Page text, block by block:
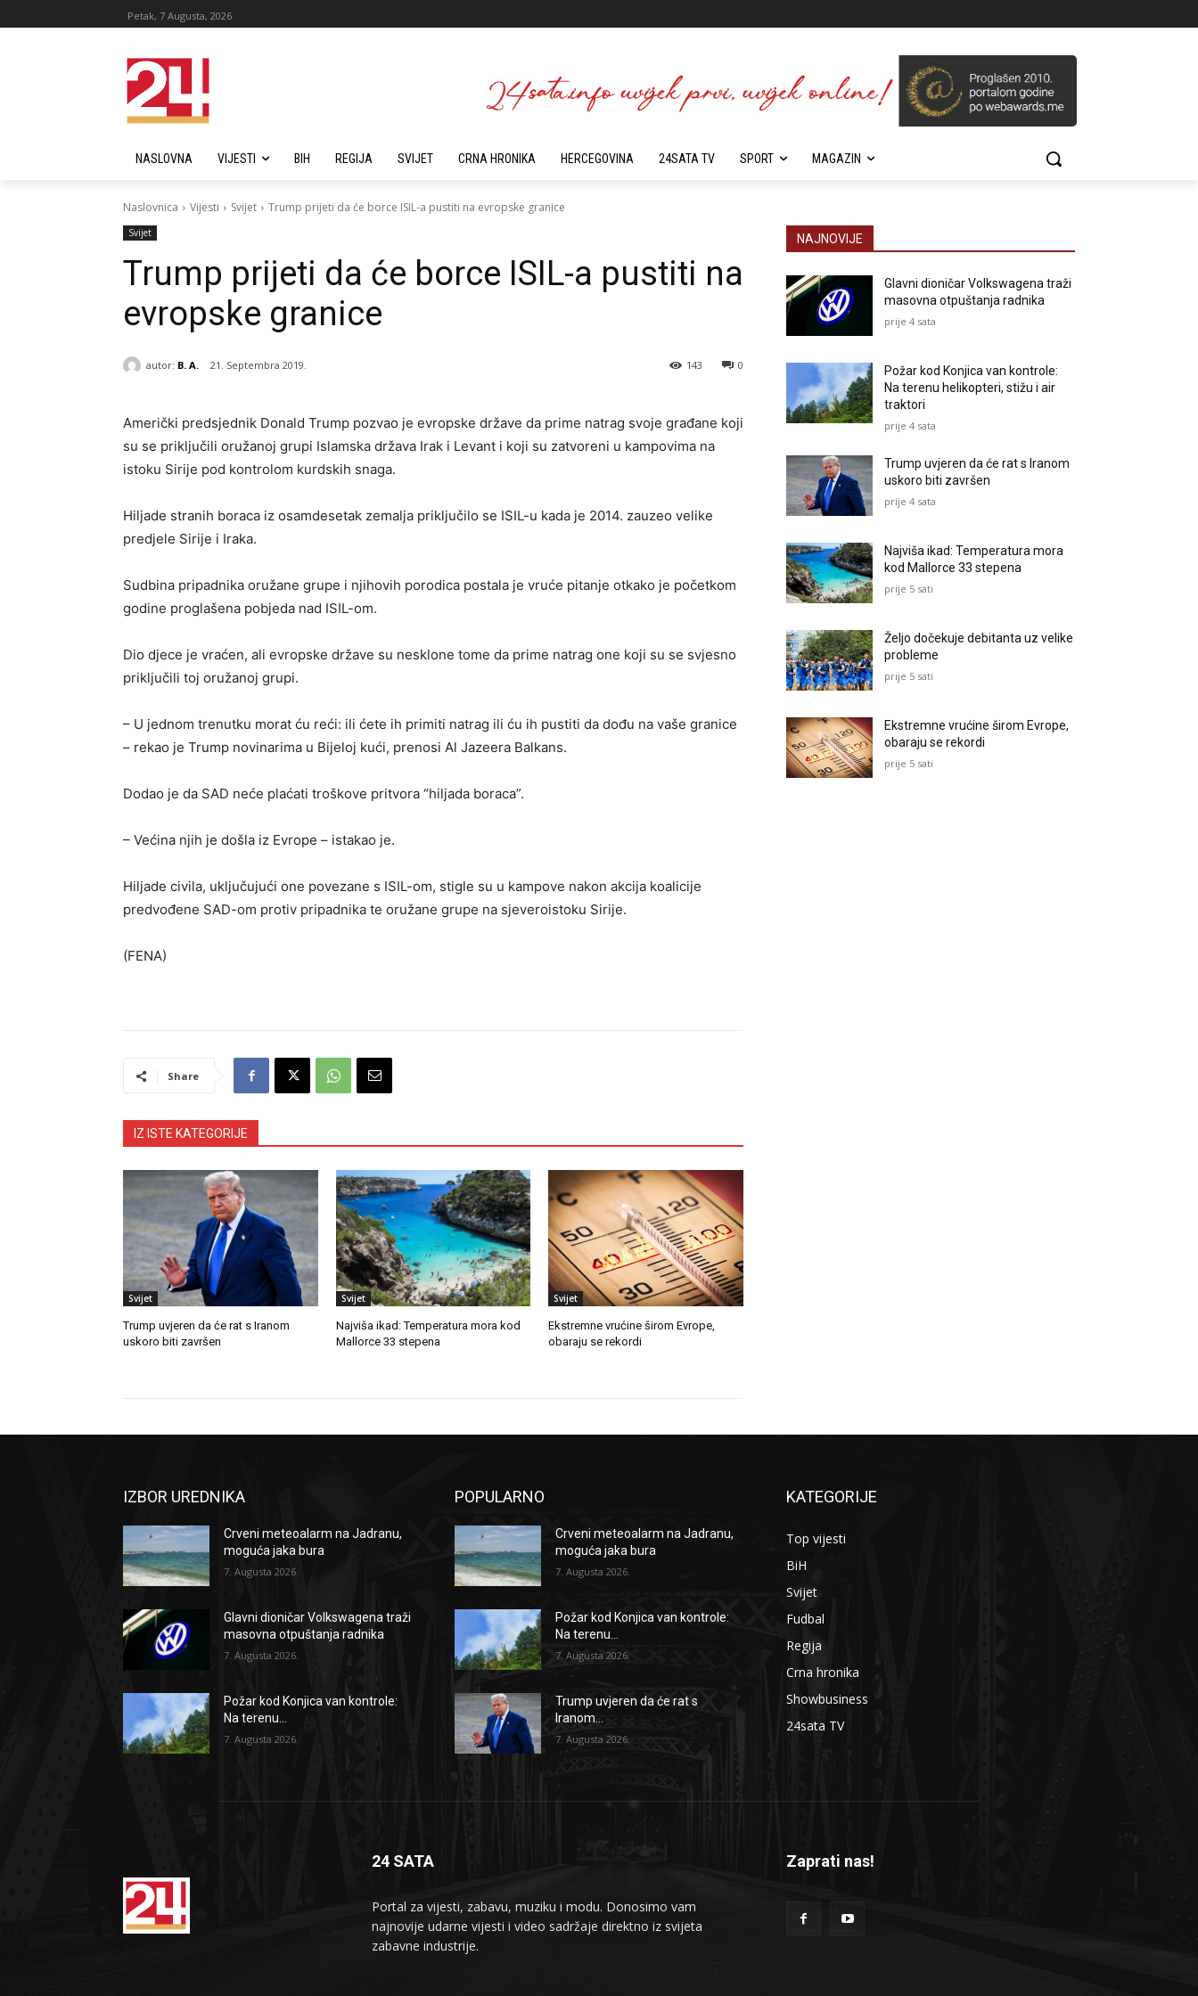
Petak, 7 Augusta, 2026
NASLOVNA VIJESTI BIH REGIJA SVIJET CRNA HRONIKA HERCEGOVINA 24SATA TV SPORT MAGAZIN
Naslovnica Vijesti Svijet Trump prijeti da će borce ISIL-a pustiti na evropske granice
Svijet
Trump prijeti da će borce ISIL-a pustiti na
evropske granice
autor: B. A. 21. Septembra 2019. 0
143
Američki predsjednik Donald Trump pozvao je evropske države da prime natrag svoje građane koji
su se priključili oružanoj grupi Islamska država Irak i Levant i koji su zatvoreni u kampovima na
istoku Sirije pod kontrolom kurdskih snaga.
Hiljade stranih boraca iz osamdesetak zemalja priključilo se ISIL-u kada je 2014. zauzeo velike
predjele Sirije i Iraka.
Sudbina pripadnika oružane grupe i njihovih porodica postala je vruće pitanje otkako je početkom
godine proglašena pobjeda nad ISIL-om.
Dio djece je vraćen, ali evropske države su nesklone tome da prime natrag one koji su se svjesno
priključili toj oružanoj grupi.
– U jednom trenutku morat ću reći: ili ćete ih primiti natrag ili ću ih pustiti da dođu na vaše granice
– rekao je Trump novinarima u Bijeloj kući, prenosi Al Jazeera Balkans.
Dodao je da SAD neće plaćati troškove pritvora “hiljada boraca”.
– Većina njih je došla iz Evrope – istakao je.
Hiljade civila, uključujući one povezane s ISIL-om, stigle su u kampove nakon akcija koalicije
predvođene SAD-om protiv pripadnika te oružane grupe na sjeveroistoku Sirije.
(FENA)
Share
IZ ISTE KATEGORIJE
Svijet
Trump uvjeren da će rat s Iranom
uskoro biti završen
Svijet
Najviša ikad: Temperatura mora kod
Mallorce 33 stepena
Svijet
Ekstremne vrućine širom Evrope,
obaraju se rekordi
NAJNOVIJE
Glavni dioničar Volkswagena traži
masovna otpuštanja radnika
prije 4 sata
Požar kod Konjica van kontrole:
Na terenu helikopteri, stižu i air
traktori
prije 4 sata
Trump uvjeren da će rat s Iranom
uskoro biti završen
prije 4 sata
Najviša ikad: Temperatura mora
kod Mallorce 33 stepena
prije 5 sati
Željo dočekuje debitanta uz velike
probleme
prije 5 sati
Ekstremne vrućine širom Evrope,
obaraju se rekordi
prije 5 sati
IZBOR UREDNIKA
Crveni meteoalarm na Jadranu,
moguća jaka bura
7. Augusta 2026.
Glavni dioničar Volkswagena traži
masovna otpuštanja radnika
7. Augusta 2026.
Požar kod Konjica van kontrole:
Na terenu...
7. Augusta 2026.
POPULARNO
Crveni meteoalarm na Jadranu,
moguća jaka bura
7. Augusta 2026.
Požar kod Konjica van kontrole:
Na terenu...
7. Augusta 2026.
Trump uvjeren da će rat s
Iranom...
7. Augusta 2026.
KATEGORIJE
Top vijesti
BiH
Svijet
Fudbal
Regija
Crna hronika
Showbusiness
24sata TV
24 SATA
Portal za vijesti, zabavu, muziku i modu. Donosimo vam
najnovije udarne vijesti i video sadržaje direktno iz svijeta
zabavne industrije.
Zaprati nas!